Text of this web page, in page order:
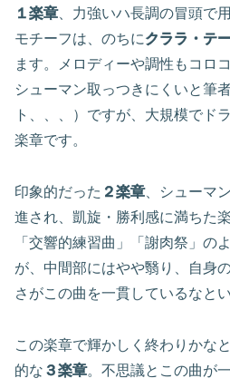
１楽章、力強いハ長調の冒頭で
モチーフは、のちにクララ・テ
ます。メロディーや調性もコロ
シューマン取っつきにくいと筆
ト、、、）ですが、大規模でド
楽章です。
印象的だった ２楽章、シューマ
進され、凱旋・勝利感に満ちた
「交響的練習曲」「謝肉祭」の
が、中間部にはやや翳り、自身
さがこの曲を一貫しているなとい
この楽章で輝かしく終わりかな
的な ３楽章。不思議とこの曲が